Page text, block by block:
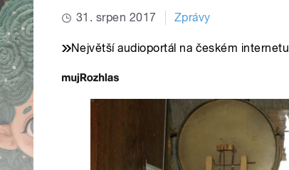
31. srpen 2017 Zprávy
Největší audioportál na českém internetu